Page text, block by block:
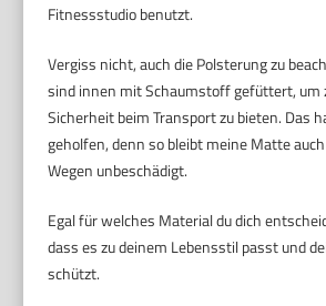
Fitnessstudio benutzt.
Vergiss nicht, auch die Polsterung zu
sind innen mit Schaumstoff gefüttert, um
Sicherheit beim Transport zu bieten. Das
geholfen, denn so bleibt meine Matte
Wegen unbeschädigt.
Egal für welches Material du dich
dass es zu deinem Lebensstil passt und
schützt.